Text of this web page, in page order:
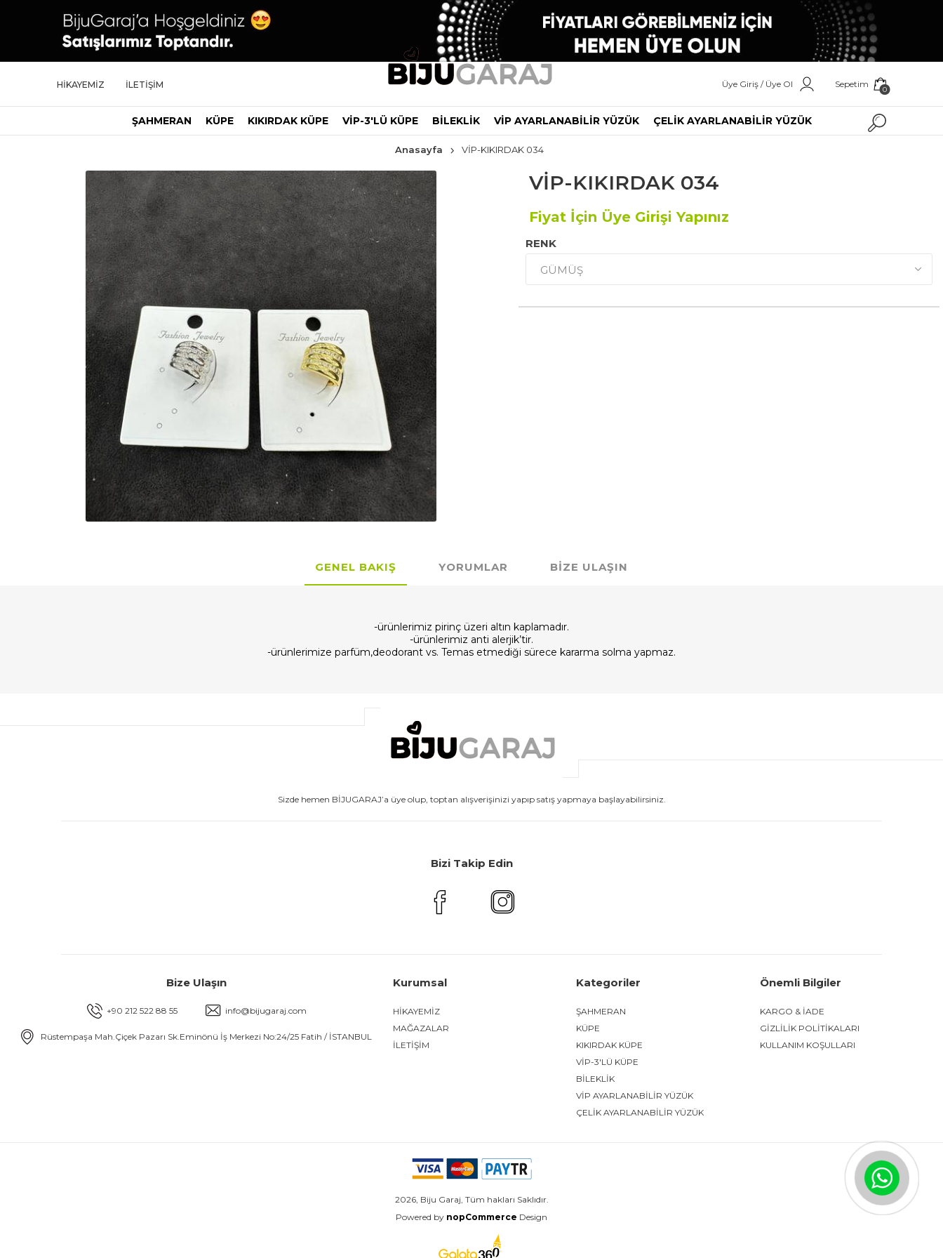
HİKAYEMİZ İLETİŞİM
ŞAHMERAN KÜPE KIKIRDAK KÜPE VİP-3'LÜ KÜPE BİLEKLİK VİP AYARLANABİLİR YÜZÜK ÇELİK AYARLANABİLİR YÜZÜK
Üye Giriş / Üye Ol Sepetim 0
Anasayfa VİP-KIKIRDAK 034
VİP-KIKIRDAK 034
Fiyat İçin Üye Girişi Yapınız
RENK
GENEL BAKIŞ YORUMLAR BIZE ULAŞIN
-ürünlerimiz pirinç üzeri altın kaplamadır.
-ürünlerimiz anti alerjik’tir.
-ürünlerimize parfüm,deodorant vs. Temas etmediği sürece kararma solma yapmaz.
Sizde hemen BİJUGARAJ’a üye olup, toptan alışverişinizi yapıp satış yapmaya başlayabilirsiniz.
Bizi Takip Edin
Bize Ulaşın
+90 212 522 88 55 info@bijugaraj.com
Rüstempaşa Mah.Çiçek Pazarı Sk.Eminönü İş Merkezi No:24/25 Fatih / İSTANBUL
Kurumsal
HİKAYEMİZ
MAĞAZALAR
İLETİŞİM
Kategoriler
ŞAHMERAN
KÜPE
KIKIRDAK KÜPE
VİP-3'LÜ KÜPE
BİLEKLİK
VİP AYARLANABİLİR YÜZÜK
ÇELİK AYARLANABİLİR YÜZÜK
Önemli Bilgiler
KARGO & İADE
GİZLİLİK POLİTİKALARI
KULLANIM KOŞULLARI
2026, Biju Garaj, Tüm hakları Saklıdır.
Powered by nopCommerce Design